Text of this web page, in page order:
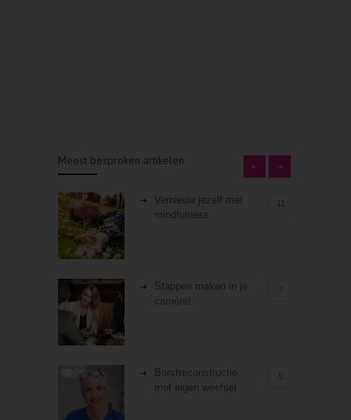
Meest besproken artikelen
Vernieuw jezelf met
mindfulness
Stappen maken in je
carrière!
7
Borstreconstructie
met eigen weefsel
5